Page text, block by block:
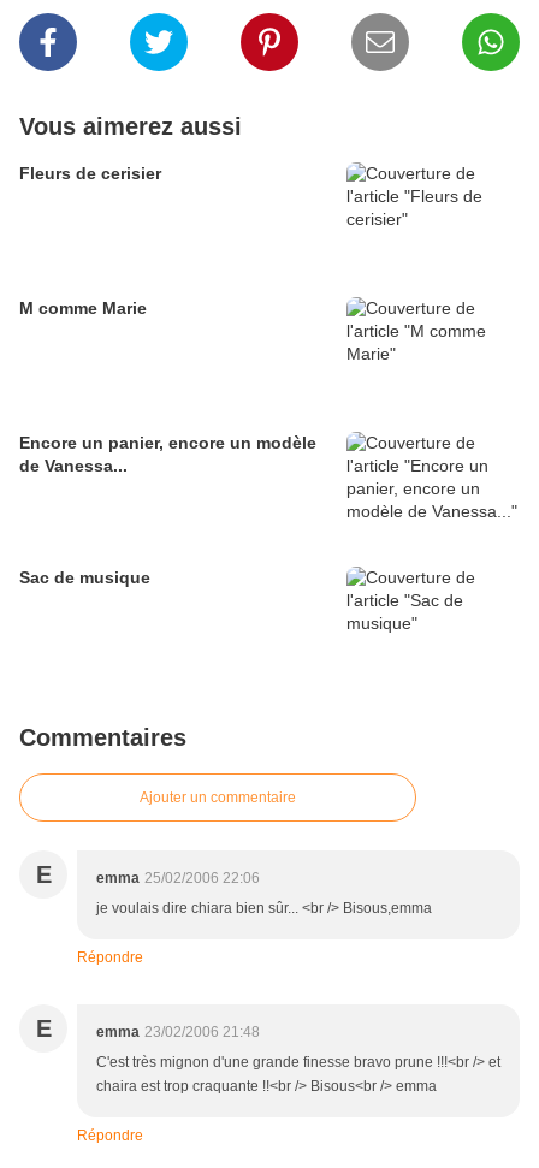
Vous aimerez aussi
Fleurs de cerisier
M comme Marie
Encore un panier, encore un modèle
de Vanessa...
Sac de musique
Commentaires
Ajouter un commentaire
E emma 25/02/2006 22:06
je voulais dire chiara bien sûr... <br /> Bisous,emma
Répondre
E emma 23/02/2006 21:48
C'est très mignon d'une grande finesse bravo prune !!!<br /> et
chaira est trop craquante !!<br /> Bisous<br /> emma
Répondre